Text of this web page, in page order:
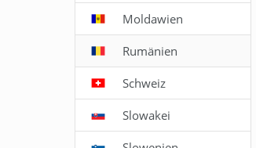
Moldawien
Rumänien
Schweiz
Slowakei